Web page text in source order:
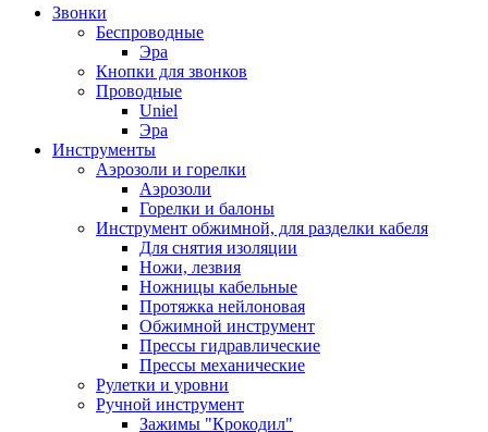
Звонки
Беспроводные
Эра
Кнопки для звонков
Проводные
Uniel
Эра
Инструменты
Аэрозоли и горелки
Аэрозоли
Горелки и балоны
Инструмент обжимной, для разделки кабеля
Для снятия изоляции
Ножи, лезвия
Ножницы кабельные
Протяжка нейлоновая
Обжимной инструмент
Прессы гидравлические
Прессы механические
Рулетки и уровни
Ручной инструмент
Зажимы "Крокодил"